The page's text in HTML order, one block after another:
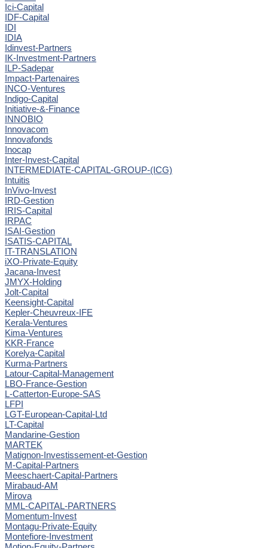
Ici-Capital
IDF-Capital
IDI
IDIA
Idinvest-Partners
IK-Investment-Partners
ILP-Sadepar
Impact-Partenaires
INCO-Ventures
Indigo-Capital
Initiative-&-Finance
INNOBIO
Innovacom
Innovafonds
Inocap
Inter-Invest-Capital
INTERMEDIATE-CAPITAL-GROUP-(ICG)
Intuitis
InVivo-Invest
IRD-Gestion
IRIS-Capital
IRPAC
ISAI-Gestion
ISATIS-CAPITAL
IT-TRANSLATION
iXO-Private-Equity
Jacana-Invest
JMYX-Holding
Jolt-Capital
Keensight-Capital
Kepler-Cheuvreux-IFE
Kerala-Ventures
Kima-Ventures
KKR-France
Korelya-Capital
Kurma-Partners
Latour-Capital-Management
LBO-France-Gestion
L-Catterton-Europe-SAS
LFPI
LGT-European-Capital-Ltd
LT-Capital
Mandarine-Gestion
MARTEK
Matignon-Investissement-et-Gestion
M-Capital-Partners
Meeschaert-Capital-Partners
Mirabaud-AM
Mirova
MML-CAPITAL-PARTNERS
Momentum-Invest
Montagu-Private-Equity
Montefiore-Investment